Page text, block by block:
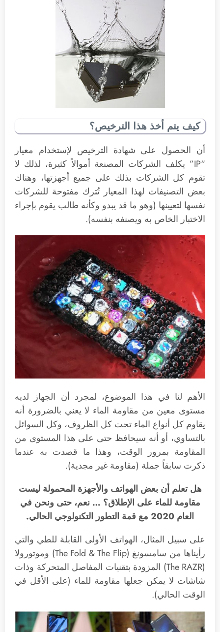
كيف يتم أخذ هذا الترخيص؟
أن الحصول على شهادة الترخيص لإستخدام معيار
“IP” يكلف الشركات المصنعة أموالاً كثيرة، لذلك لا
تقوم كل الشركات بذلك على جميع أجهزتها، وهناك
بعض التصنيفات لهذا المعيار تُترك مفتوحة للشركات
نفسها لتعيينها (وهو ما قد يبدو وكأنه طالب يقوم بإجراء
الاختبار الخاص به ويصنفه بنفسه).
الأهم لنا في هذا الموضوع، لمجرد أن الجهاز لديه
مستوى معين من مقاومة الماء لا يعني بالضرورة أنه
يقاوم كل أنواع الماء تحت كل الظروف، وكل السوائل
بالتساوي، أو أنه سيحافظ حتى على هذا المستوى من
المقاومة بمرور الوقت، وهذا ما قصدت به عندما
ذكرت سابقاً جملة (مقاومة غير مجدية).
هل تعلم أن بعض الهواتف والأجهزة المحمولة ليست
مقاومة للماء على الإطلاق؟ … نعم، حتى ونحن في
العام 2020 مع قمة التطور التكنولوجي الحالي.
على سبيل المثال، الهواتف الأولى القابلة للطي والتي
رأيناها من سامسونغ (The Fold & The Flip) وموتورولا
(The RAZR) المزودة بتقنيات المفاصل المتحركة وذات
شاشات لا يمكن جعلها مقاومة للماء (على الأقل في
الوقت الحالي).